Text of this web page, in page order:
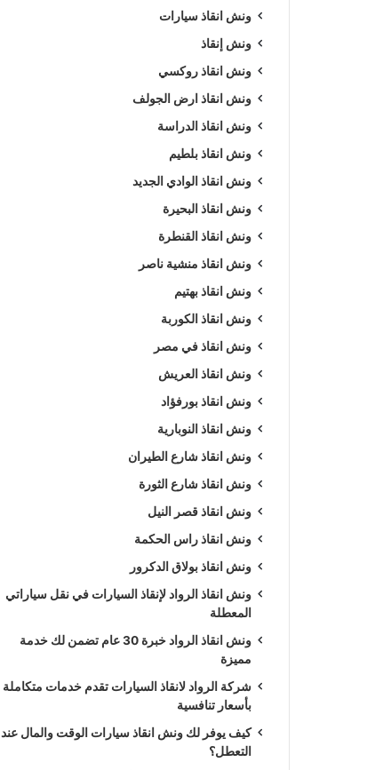
ونش انقاذ سيارات
ونش إنقاذ
ونش انقاذ روكسي
ونش انقاذ ارض الجولف
ونش انقاذ الدراسة
ونش انقاذ بلطيم
ونش انقاذ الوادي الجديد
ونش انقاذ البحيرة
ونش انقاذ القنطرة
ونش انقاذ منشية ناصر
ونش انقاذ بهتيم
ونش انقاذ الكوربة
ونش انقاذ في مصر
ونش انقاذ العريش
ونش انقاذ بورفؤاد
ونش انقاذ النوبارية
ونش انقاذ شارع الطيران
ونش انقاذ شارع الثورة
ونش انقاذ قصر النيل
ونش انقاذ راس الحكمة
ونش انقاذ بولاق الدكرور
ونش انقاذ الرواد لإنقاذ السيارات في نقل سياراتي
المعطلة
ونش انقاذ الرواد خبرة 30 عام تضمن لك خدمة
مميزة
شركة الرواد لانقاذ السيارات تقدم خدمات متكاملة
بأسعار تنافسية
كيف يوفر لك ونش انقاذ سيارات الوقت والمال عند
التعطل؟